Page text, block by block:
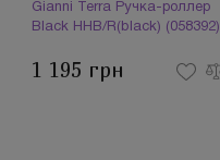
Gianni Terra Ручка-роллер
Black HHB/R(black) (058392)
1 195 грн